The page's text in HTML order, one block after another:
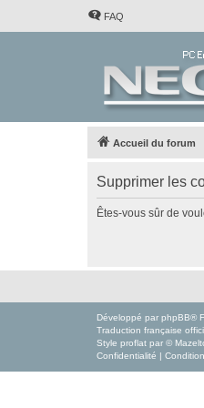
FAQ
Accueil du forum
Supprimer les
Êtes-vous sûr de
Développé par phpBB®
Traduction française
Style proflat par ©
Confidentialité |